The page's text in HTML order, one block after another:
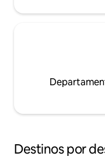
Destinos por